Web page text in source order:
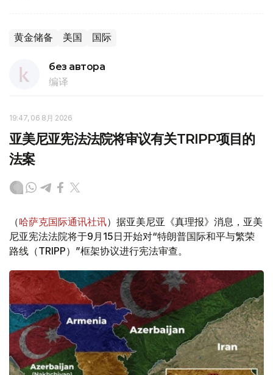
黄金储备 美国 国际
без автора
编译
19:47, 06 8月 2026
亚美尼亚宪法法院将审议有关TRIPP项目的
法案
（哈萨克国际通讯社讯）据亚美尼亚《真理报》消息，亚美
尼亚宪法法院将于9月15日开始对“特朗普国际和平与繁荣
路线（TRIPP）”框架协议进行宪法审查。